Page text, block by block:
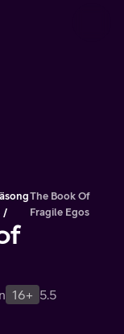
The Book Of
Fragile Egos
16+ 5.5